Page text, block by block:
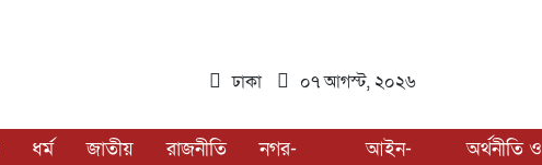
ঢাকা ০৭ আগস্ট, ২০২৬
ধর্ম জাতীয় রাজনীতি
নগর-
আইন-
অর্থনীতি ও